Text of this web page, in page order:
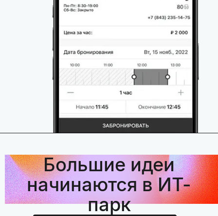
Большие идеи
начинаются в ИТ-
парк